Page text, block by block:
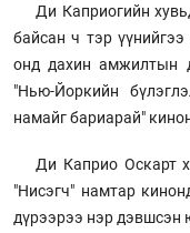
Ди Каприогийн
байсан ч тэр
онд дахин амжилтын
"Нью-Йоркийн
намайг бариарай"
Ди Каприо Оскарт
"Нисэгч" намтар
дүрээрээ нэр дэвшсэн